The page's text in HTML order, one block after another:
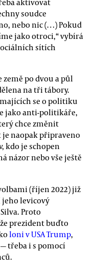
soudce
nebo nic (…) Pokud
jako otroci,“ vybírá
sítích
po dvou a půl
na tři tábory.
se o politiku
jako anti-politikáře,
chce změnit
je naopak připraveno
kdo je schopen
názor nebo vše ještě
(říjen 2022) již
levicový
Proto
prezident buďto
loni v USA Trump,
třeba i s pomocí